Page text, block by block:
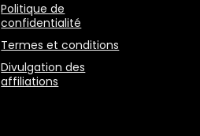
Politique de
confidentialité
Termes et conditions
Divulgation des
affiliations